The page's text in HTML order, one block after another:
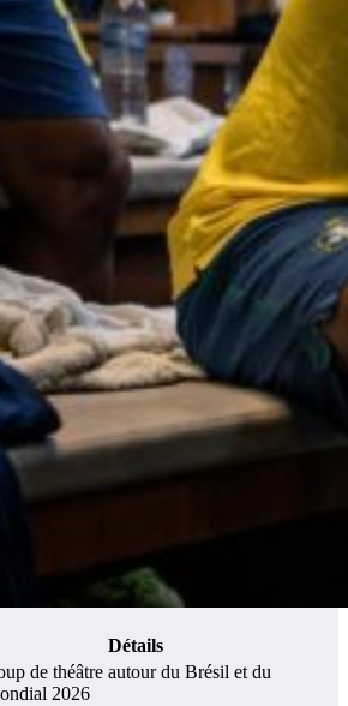
Détails
de théâtre autour du Brésil et du
2026